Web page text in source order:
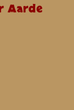
Aarde